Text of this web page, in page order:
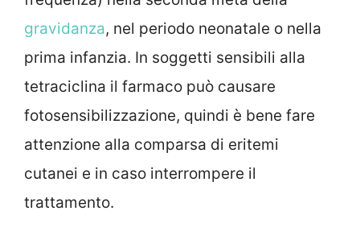
gravidanza, nel periodo neonatale o nella
prima infanzia. In soggetti sensibili alla
tetraciclina il farmaco può causare
fotosensibilizzazione, quindi è bene fare
attenzione alla comparsa di eritemi
cutanei e in caso interrompere il
trattamento.